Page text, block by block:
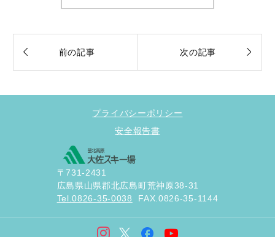
 前の記事 次の記事 
プライバシーポリシー
安全報告書
〒731-2431
広島県山県郡北広島町荒神原38-31
Tel.0826-35-0038
FAX.0826-35-1144